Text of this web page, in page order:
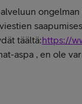
täältä:https://
aspa , en ole